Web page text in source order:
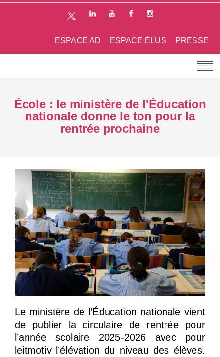
PRESSE
ESPACE ÉLUS
ESPACE AD
École : le ministère de l'Éducation
nationale donne le ton pour la
rentrée prochaine
Le ministère de l’Éducation nationale vient
de publier la circulaire de rentrée pour
l’année scolaire 2025-2026 avec pour
leitmotiv l’élévation du niveau des élèves.